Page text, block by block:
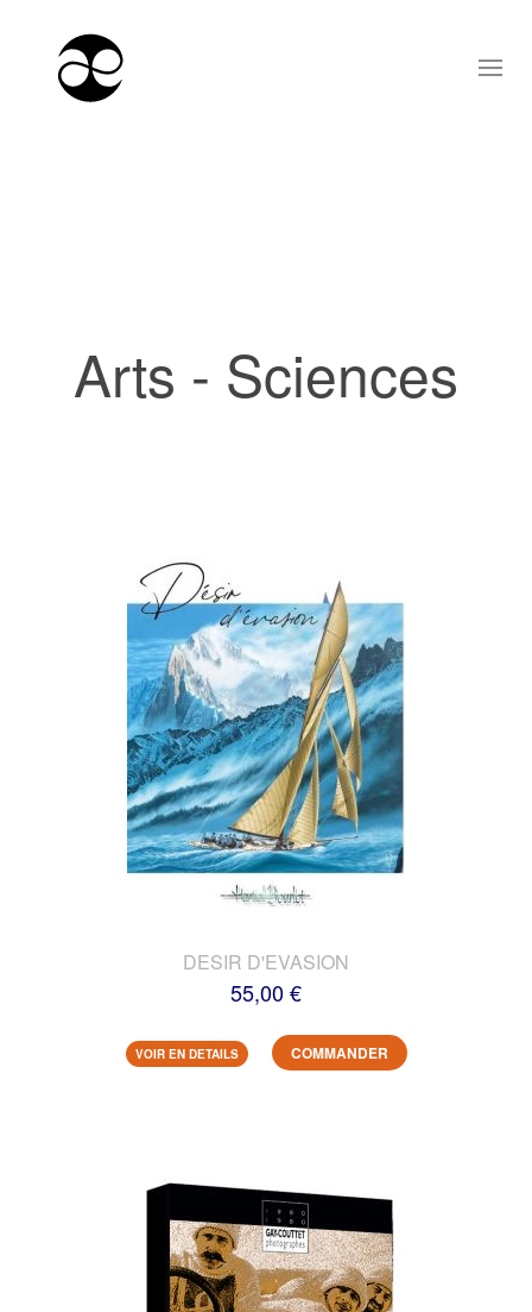
Arts - Sciences
DESIR D'EVASION
55,00 €
VOIR EN DETAILS COMMANDER